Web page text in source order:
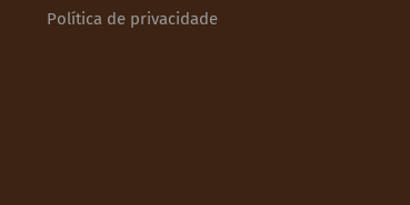
Política de privacidade